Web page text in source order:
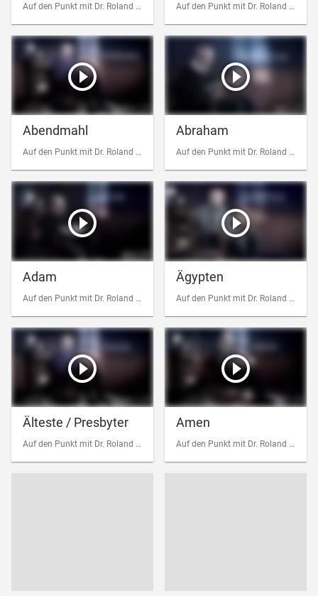
Auf den Punkt mit Dr. Roland Werner Auf den Punkt mit Dr. Roland Werner
Abendmahl
Auf den Punkt mit Dr. Roland Werner
Abraham
Auf den Punkt mit Dr. Roland Werner
Adam
Auf den Punkt mit Dr. Roland Werner
Ägypten
Auf den Punkt mit Dr. Roland Werner
Älteste / Presbyter
Auf den Punkt mit Dr. Roland Werner
Amen
Auf den Punkt mit Dr. Roland Werner